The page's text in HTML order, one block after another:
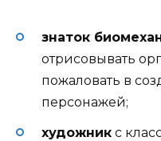
знаток
отрисовывать
пожаловать в
персонажей;
художник с